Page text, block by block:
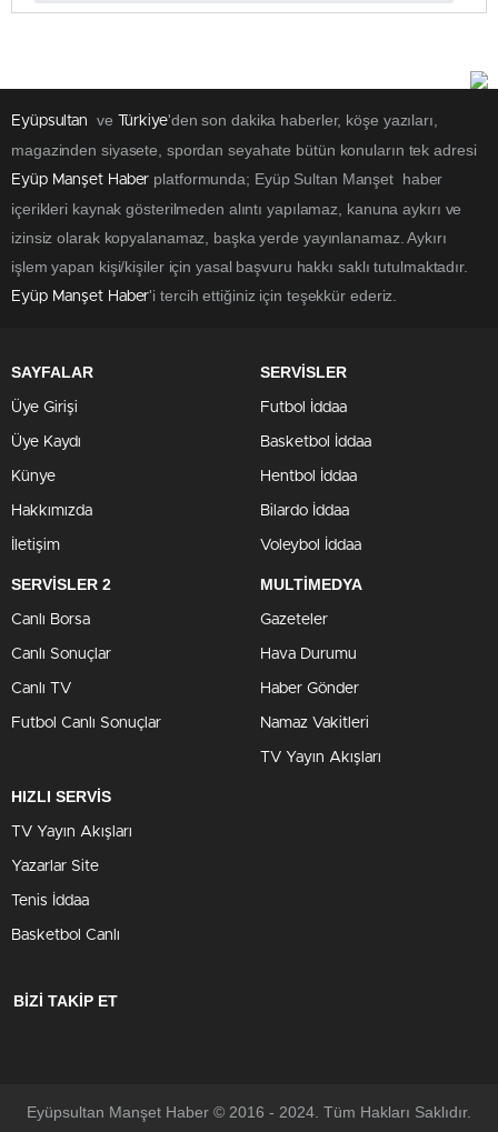
Eyüpsultan ve Türkiye'den son dakika haberler, köşe yazıları,
magazinden siyasete, spordan seyahate bütün konuların tek adresi
Eyüp Manşet Haber platformunda; Eyüp Sultan Manşet haber
içerikleri kaynak gösterilmeden alıntı yapılamaz, kanuna aykırı ve
izinsiz olarak kopyalanamaz, başka yerde yayınlanamaz. Aykırı
işlem yapan kişi/kişiler için yasal başvuru hakkı saklı tutulmaktadır.
Eyüp Manşet Haber'i tercih ettiğiniz için teşekkür ederiz.
SAYFALAR
Üye Girişi
Üye Kaydı
Künye
Hakkımızda
İletişim
SERVİSLER
Futbol İddaa
Basketbol İddaa
Hentbol İddaa
Bilardo İddaa
Voleybol İddaa
SERVİSLER 2
Canlı Borsa
Canlı Sonuçlar
Canlı TV
Futbol Canlı Sonuçlar
MULTİMEDYA
Gazeteler
Hava Durumu
Haber Gönder
Namaz Vakitleri
TV Yayın Akışları
HIZLI SERVİS
TV Yayın Akışları
Yazarlar Site
Tenis İddaa
Basketbol Canlı
BİZİ TAKİP ET
Eyüpsultan Manşet Haber © 2016 - 2024. Tüm Hakları Saklıdır.